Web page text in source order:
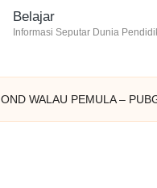
Belajar
Informasi Seputar Dunia
WALAU PEMULA –